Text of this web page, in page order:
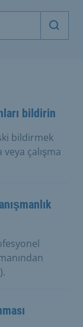
bildirin
bildirmek
çalışma